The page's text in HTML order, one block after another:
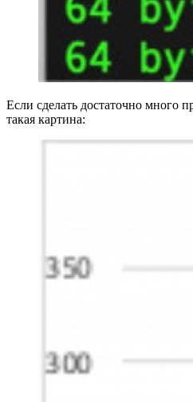
Если сделать достаточно много
такая картина: